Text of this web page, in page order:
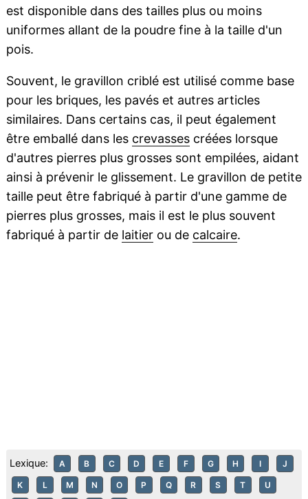
est disponible dans des tailles plus ou moins
uniformes allant de la poudre fine à la taille d'un
pois.
Souvent, le gravillon criblé est utilisé comme base
pour les briques, les pavés et autres articles
similaires. Dans certains cas, il peut également
être emballé dans les crevassescréées lorsque
d'autres pierres plus grosses sont empilées, aidant
ainsi à prévenir le glissement. Le gravillon de petite
taille peut être fabriqué à partir d'une gamme de
pierres plus grosses, mais il est le plus souvent
fabriqué à partir de laitierou de calcaire.
Lexique: A B C D E F G H I J
K L M N O P Q R S T U